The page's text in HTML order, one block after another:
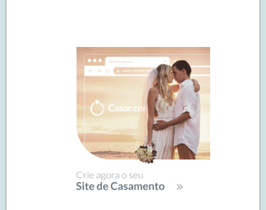
SIDEBAR